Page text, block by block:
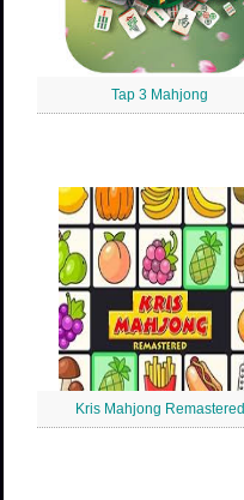
Tap 3 Mahjong
Kris Mahjong Remastered